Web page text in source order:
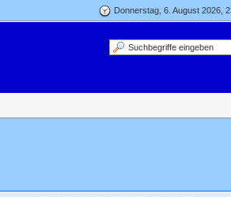
Donnerstag, 6. August 2026,